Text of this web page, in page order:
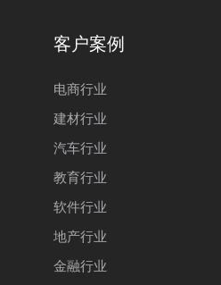
客户案例
电商行业
建材行业
汽车行业
教育行业
软件行业
地产行业
金融行业